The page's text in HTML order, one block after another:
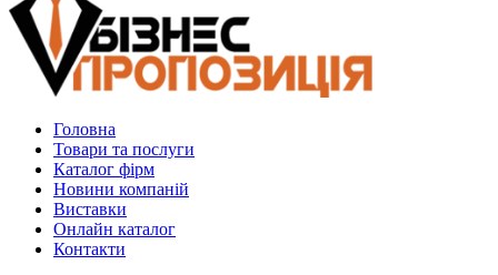
Головна
Товари та послуги
Каталог фірм
Новини компаній
Виставки
Онлайн каталог
Контакти